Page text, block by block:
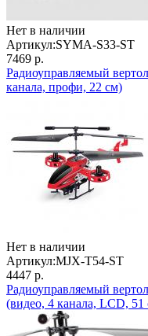
Нет в наличии
Артикул:SYMA-S33-ST
7469 р.
Радиоуправляемый
канала, профи, 22 см)
Нет в наличии
Артикул:MJX-T54-ST
4447 р.
Радиоуправляемый
(видео, 4 канала, LCD, 51